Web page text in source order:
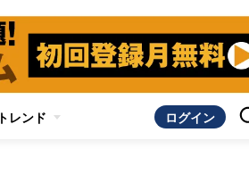
トレンド ログイン